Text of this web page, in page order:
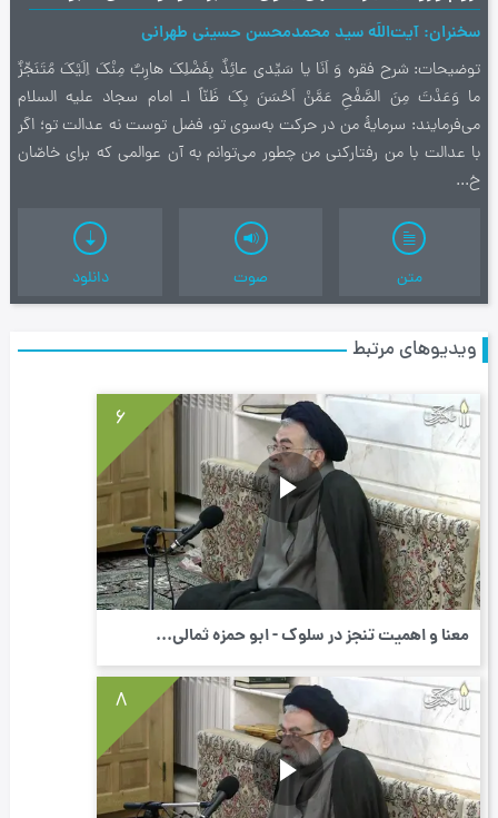
سخنران آیت‌اللَه سید محمدمحسن حسینی طهرانی
توضیحات شرح فقره وَ اَنَا يا سَيِّدى عائِذٌ بِفَضْلِكَ هارِبٌ مِنْكَ اِلَيْكَ مُتَنَجِّزٌ
ما وَعَدْتَ مِنَ الصَّفْحِ عَمَّنْ اَحْسَنَ بِكَ ظَنّاً 1ـ امام سجاد علیه السلام
می‌فرمایند: سرمایۀ من در حرکت به‌سوی تو، فضل توست نه عدالت تو؛ اگر
با عدالت با من رفتارکنی من چطور می‌توانم به آن عوالمی که برای خاصّان
خ...
متن صوت دانلود
ویدیوهای مرتبط
6
معنا و اهمیت تنجز در سلوک - ابو حمزه ثمالی...
8